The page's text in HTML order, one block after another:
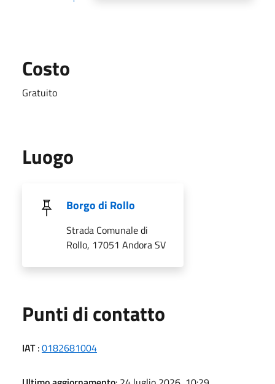
Costo
Gratuito
Luogo
Borgo di Rollo
Strada Comunale di
Rollo, 17051 Andora SV
Punti di contatto
IAT:0182681004